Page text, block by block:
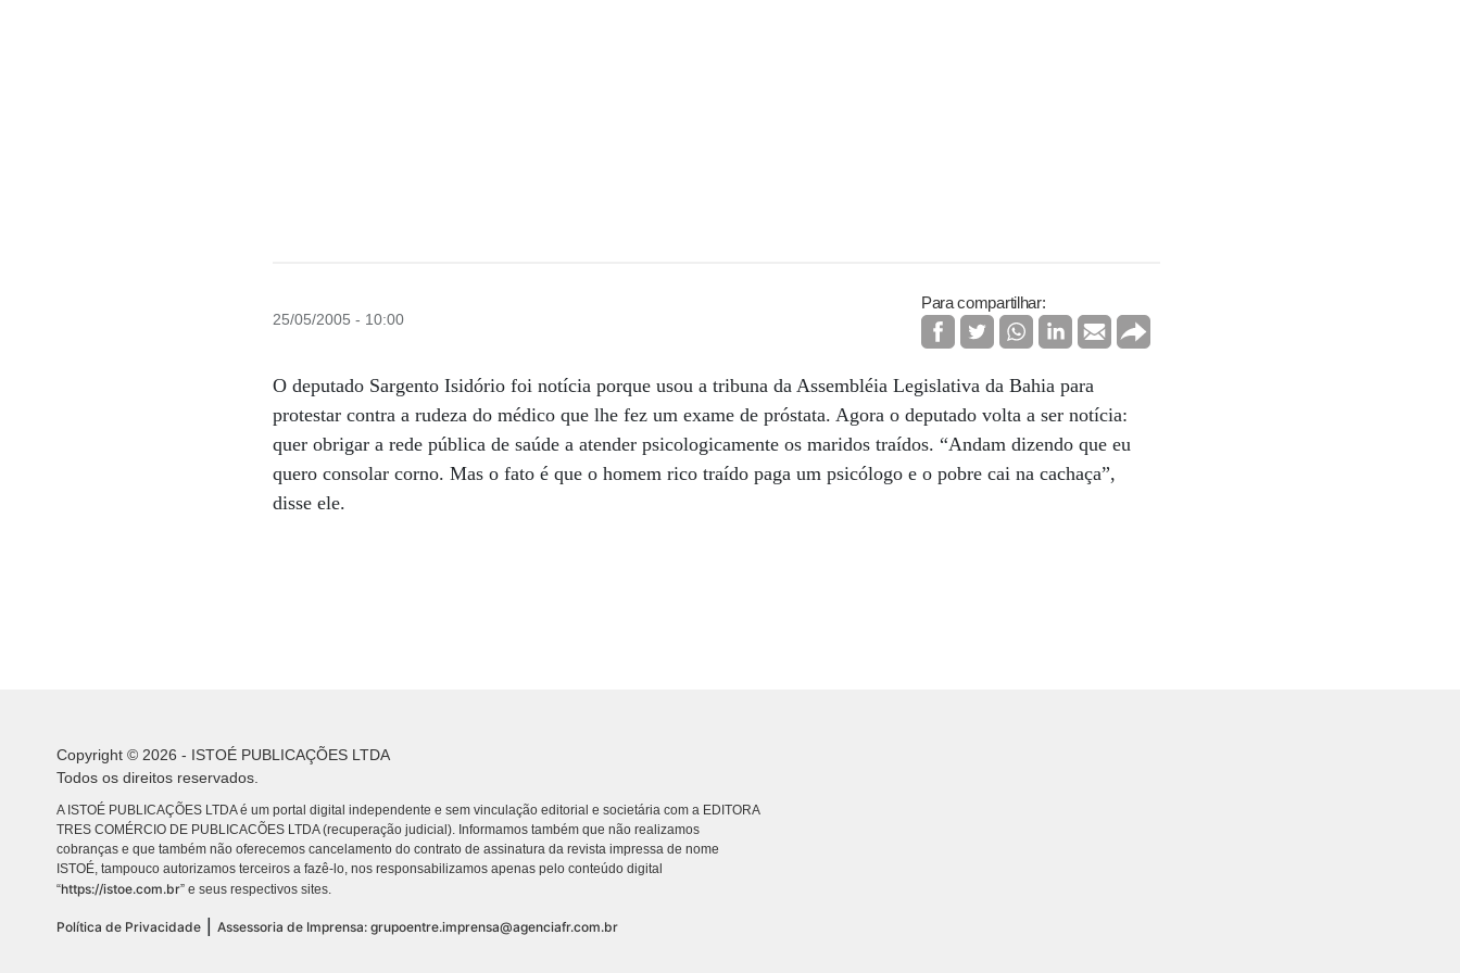
25/05/2005 - 10:00
Para compartilhar:
O deputado Sargento Isidório foi notícia porque usou a tribuna da Assembléia Legislativa da Bahia para
protestar contra a rudeza do médico que lhe fez um exame de próstata. Agora o deputado volta a ser notícia:
quer obrigar a rede pública de saúde a atender psicologicamente os maridos traídos. “Andam dizendo que eu
quero consolar corno. Mas o fato é que o homem rico traído paga um psicólogo e o pobre cai na cachaça”,
disse ele.
Copyright © 2026 - ISTOÉ PUBLICAÇÕES LTDA
Todos os direitos reservados.
A ISTOÉ PUBLICAÇÕES LTDA é um portal digital independente e sem vinculação editorial e societária com a EDITORA
TRES COMÉRCIO DE PUBLICACÕES LTDA (recuperação judicial). Informamos também que não realizamos
cobranças e que também não oferecemos cancelamento do contrato de assinatura da revista impressa de nome
ISTOÉ, tampouco autorizamos terceiros a fazê-lo, nos responsabilizamos apenas pelo conteúdo digital
“https://istoe.com.br” e seus respectivos sites.
Política de Privacidade Assessoria de Imprensa: grupoentre.imprensa@agenciafr.com.br